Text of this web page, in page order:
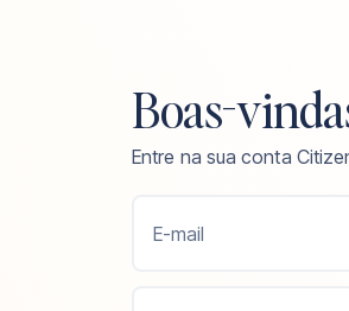
Boas-
Entre na sua conta
E-mail